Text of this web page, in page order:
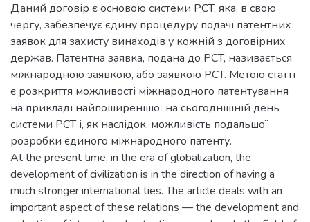
Даний договір є основою системи PCT, яка, в свою
чергу, забезпечує єдину процедуру подачі патентних
заявок для захисту винаходів у кожній з договірних
держав. Патентна заявка, подана до PCT, називається
міжнародною заявкою, або заявкою PCT. Метою статті
є розкриття можливості міжнародного патентування
на прикладі найпоширенішої на сьогоднішній день
системи РСТ і, як наслідок, можливість подальшої
розробки єдиного міжнародного патенту.
At the present time, in the era of globalization, the
development of civilization is in the direction of having a
much stronger international ties. The article deals with an
important aspect of these relations — the development and